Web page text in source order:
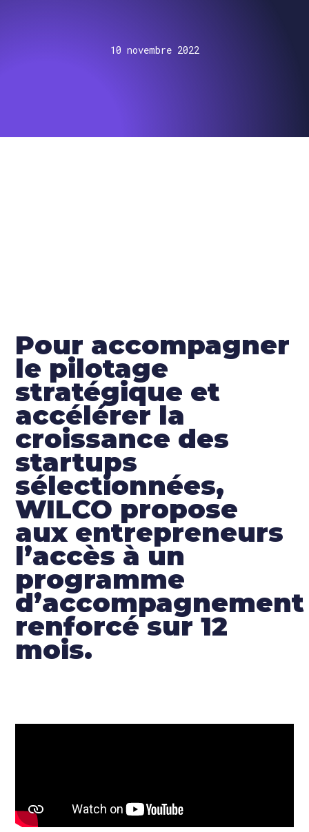
10 novembre 2022
Pour accompagner
le pilotage
stratégique et
accélérer la
croissance des
startups
sélectionnées,
WILCO propose
aux entrepreneurs
l’accès à un
programme
d’accompagnement
renforcé sur 12
mois.